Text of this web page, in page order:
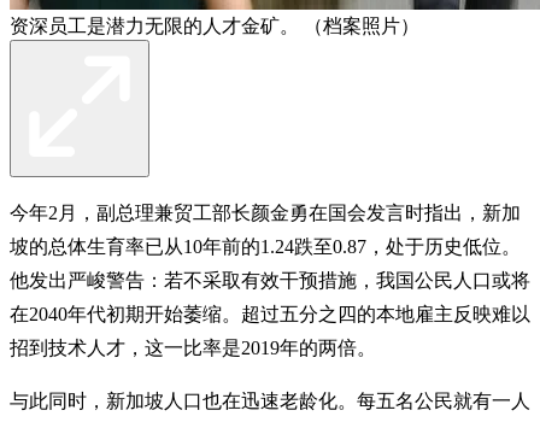
资深员工是潜力无限的人才金矿。 （档案照片）
今年2月，副总理兼贸工部长颜金勇在国会发言时指出，新加
坡的总体生育率已从10年前的1.24跌至0.87，处于历史低位。
他发出严峻警告：若不采取有效干预措施，我国公民人口或将
在2040年代初期开始萎缩。超过五分之四的本地雇主反映难以
招到技术人才，这一比率是2019年的两倍。
与此同时，新加坡人口也在迅速老龄化。每五名公民就有一人